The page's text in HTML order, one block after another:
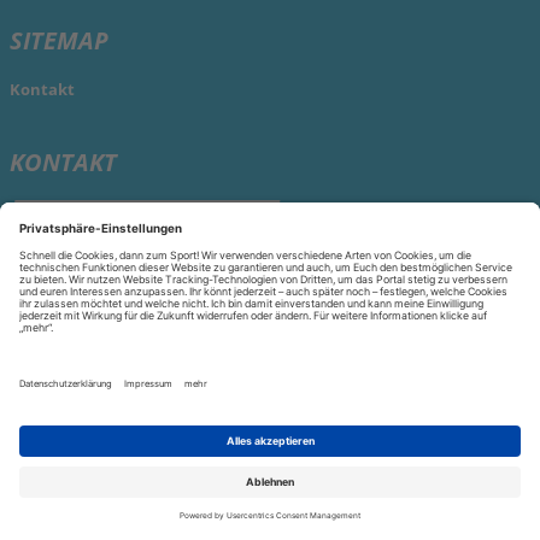
SITEMAP
Kontakt
KONTAKT
Kontaktaufnehmen
Datenschutz Datenschutzeinstellungen
Impressum